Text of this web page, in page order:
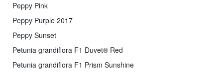
Peppy Pink
Peppy Purple 2017
Peppy Sunset
Petunia grandiflora F1 Duvet® Red
Petunia grandiflora F1 Prism Sunshine